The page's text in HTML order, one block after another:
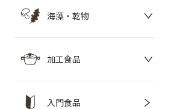
海藻・乾物
加工食品
入門食品